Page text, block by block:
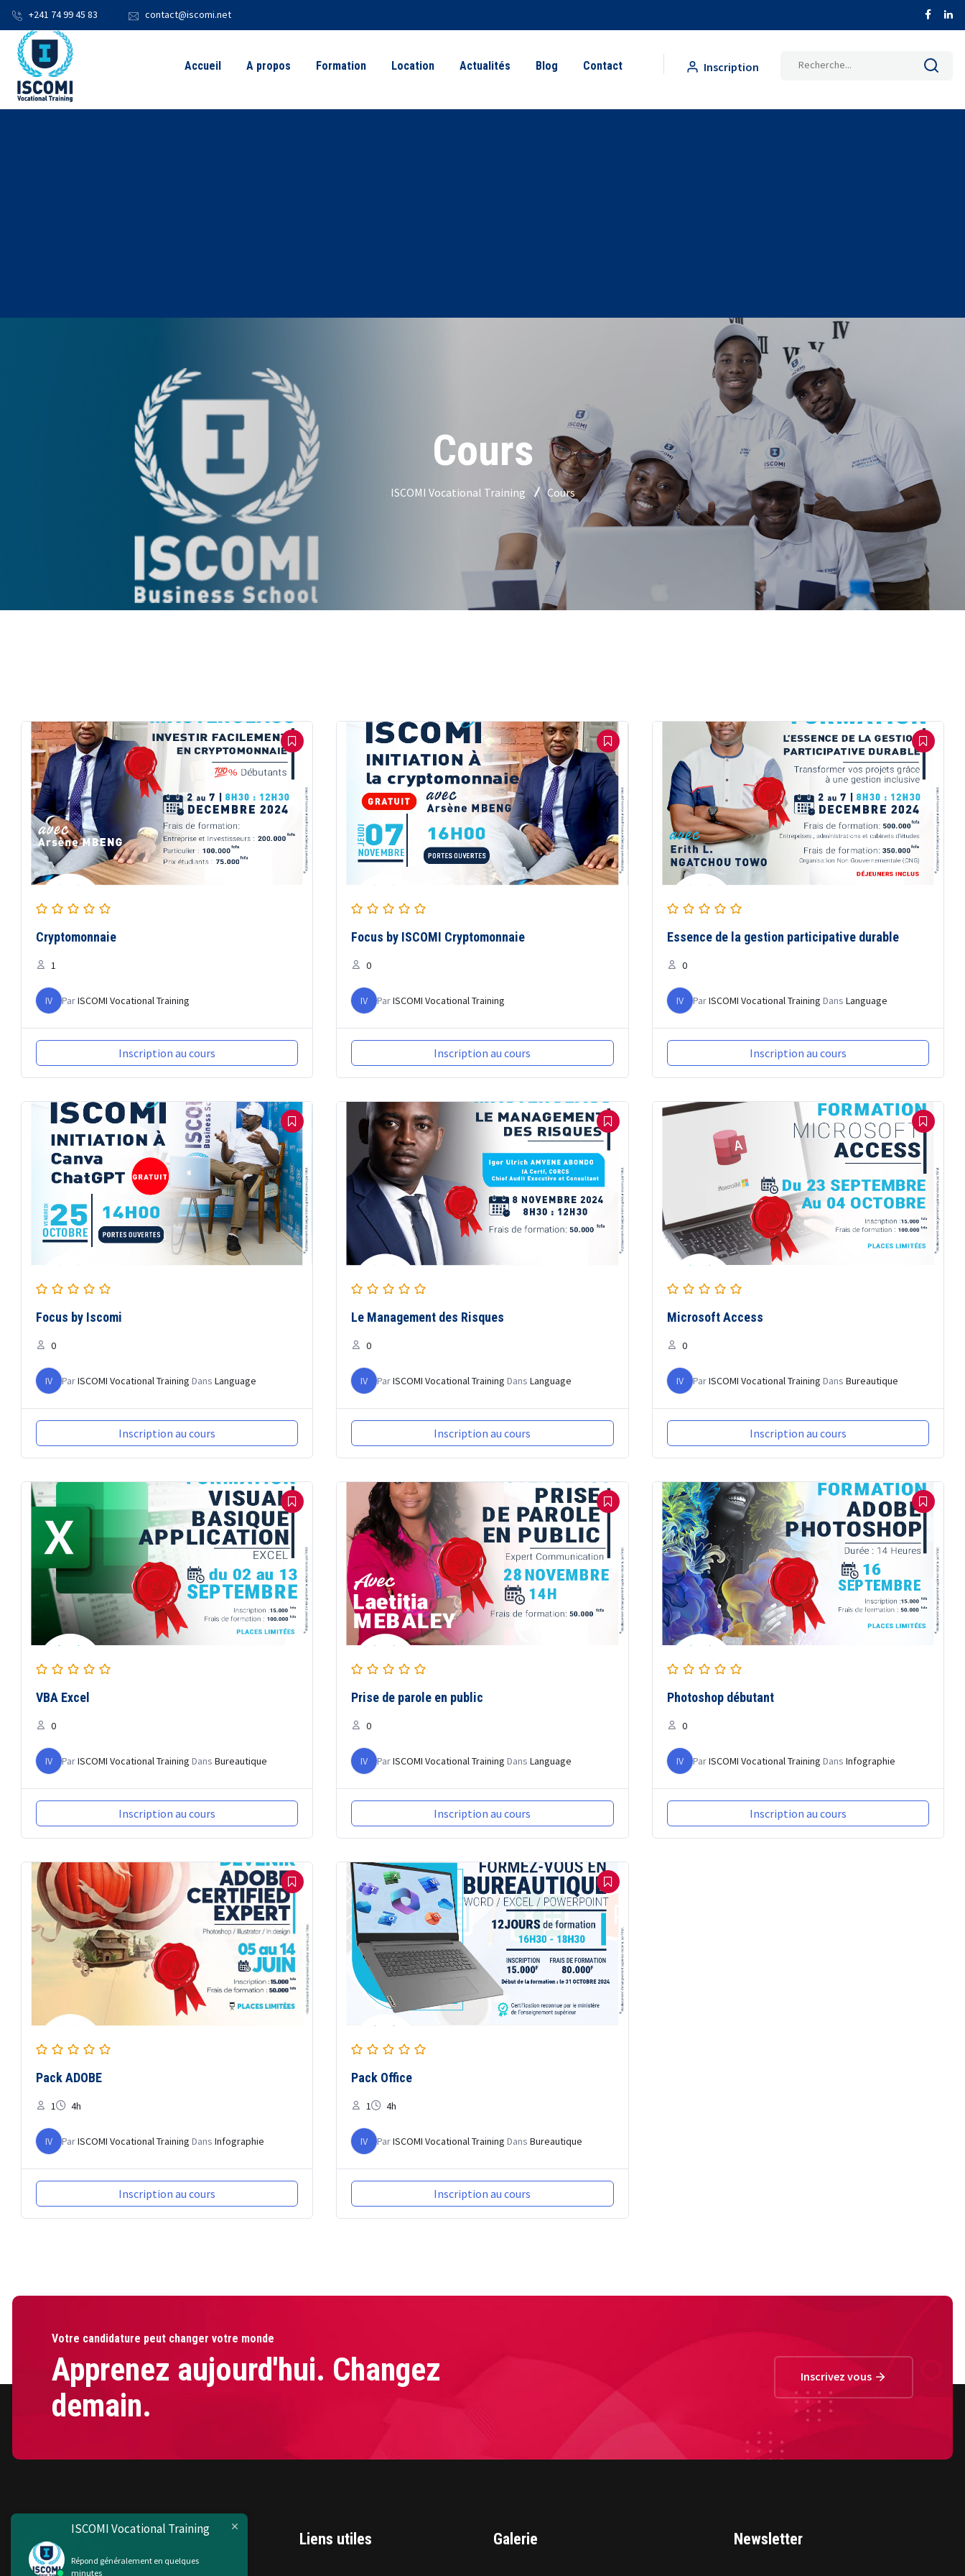
+241 74 99 45 83 contact@iscomi.net
Accueil A propos Formation Location Actualités Blog Contact Inscription
Cours
ISCOMI Vocational Training Cours
Cryptomonnaie
1
IV ParISCOMI Vocational Training
Inscription au cours
Focus by ISCOMI Cryptomonnaie
0
IV ParISCOMI Vocational Training
Inscription au cours
Essence de la gestion participative durable
0
IV ParISCOMI Vocational Training Dans Language
Inscription au cours
Focus by Iscomi
0
IV ParISCOMI Vocational Training Dans Language
Inscription au cours
Le Management des Risques
0
IV ParISCOMI Vocational Training DansLanguage
Inscription au cours
Microsoft Access
0
IV ParISCOMI Vocational Training Dans Bureautique
Inscription au cours
VBA Excel
0
IV ParISCOMI Vocational Training Dans Bureautique
Inscription au cours
Prise de parole en public
0
IV ParISCOMI Vocational Training DansLanguage
Inscription au cours
Photoshop débutant
0
IV ParISCOMI Vocational Training Dans Infographie
Inscription au cours
Pack ADOBE
1 4h
IV ParISCOMI Vocational Training Dans Infographie
Inscription au cours
Pack Office
1 4h
IV ParISCOMI Vocational Training DansBureautique
Inscription au cours
Votre candidature peut changer votre monde
Apprenez aujourd'hui. Changez
demain.
Inscrivez vous
Liens utiles Galerie Newsletter
ISCOMI Vocational Training
Répond généralement en quelques
minutes